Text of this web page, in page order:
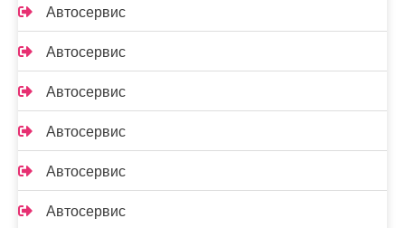
Автосервис
Автосервис
Автосервис
Автосервис
Автосервис
Автосервис